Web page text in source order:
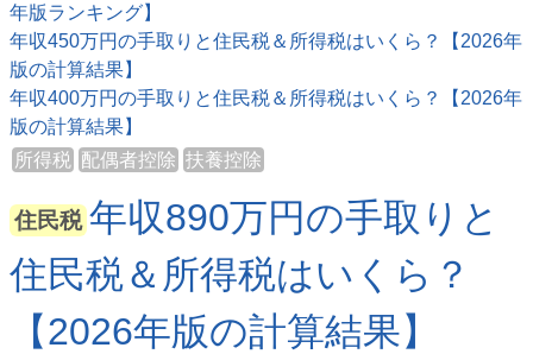
年版ランキング】
年収450万円の手取りと住民税＆所得税はいくら？【2026年
版の計算結果】
年収400万円の手取りと住民税＆所得税はいくら？【2026年
版の計算結果】
所得税
配偶者控除 扶養控除
住民税 年収890万円の手取りと
住民税＆所得税はいくら？
【2026年版の計算結果】